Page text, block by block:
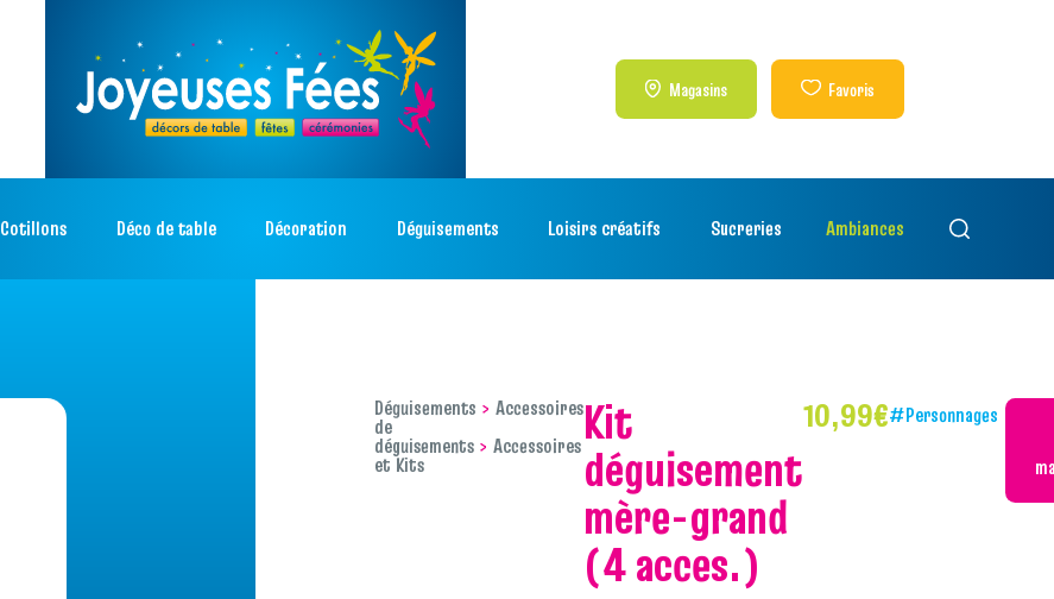
Magasins Favoris
Cotillons Déco de table Décoration Déguisements Loisirs créatifs Sucreries Ambiances
Déguisements Accessoires
de
déguisements Accessoires
et Kits
kit
déguisement
mère-grand
(4 acces.)
10,99€#Personnages